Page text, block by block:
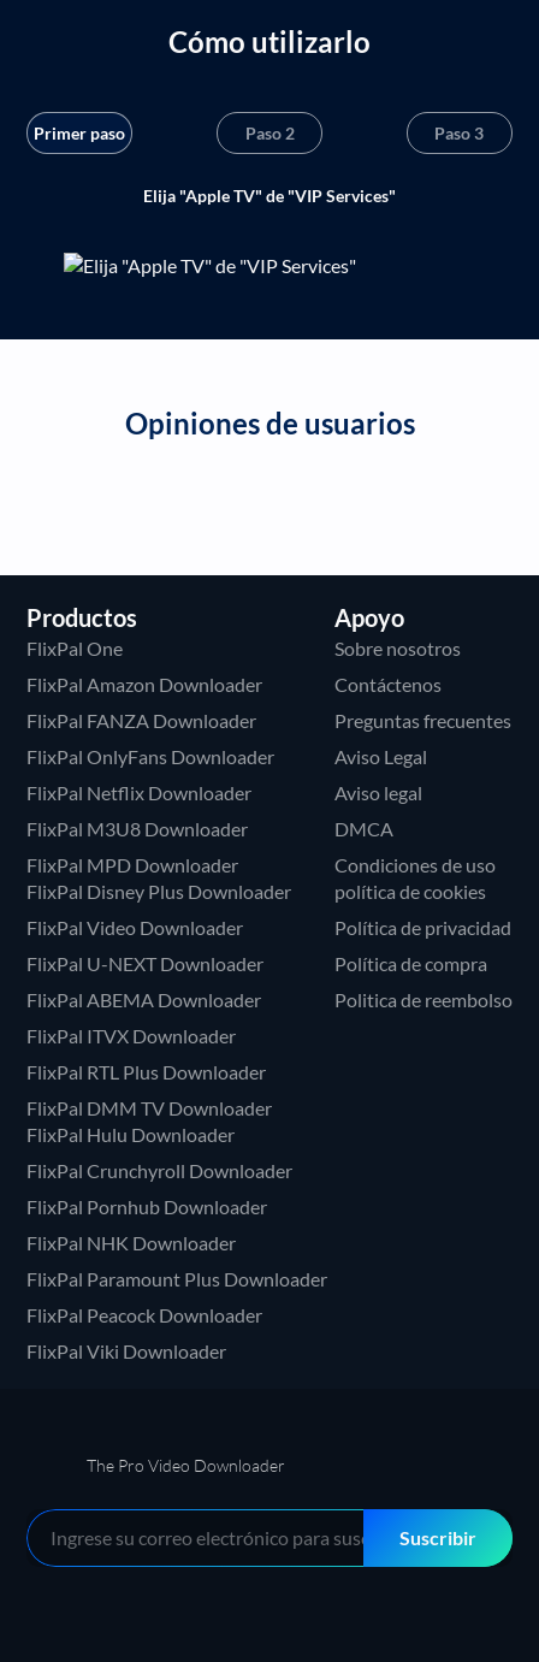
Cómo utilizarlo
Primer paso Paso 2 Paso 3
Elija "Apple TV" de "VIP Services"
Opiniones de usuarios
Productos
FlixPal One
FlixPal Amazon Downloader
FlixPal FANZA Downloader
FlixPal OnlyFans Downloader
FlixPal Netflix Downloader
FlixPal M3U8 Downloader
FlixPal MPD Downloader
FlixPal Disney Plus Downloader
FlixPal Video Downloader
FlixPal U-NEXT Downloader
FlixPal ABEMA Downloader
FlixPal ITVX Downloader
FlixPal RTL Plus Downloader
FlixPal DMM TV Downloader
FlixPal Hulu Downloader
FlixPal Crunchyroll Downloader
FlixPal Pornhub Downloader
FlixPal NHK Downloader
FlixPal Paramount Plus Downloader
FlixPal Peacock Downloader
FlixPal Viki Downloader
Apoyo
Sobre nosotros
Contáctenos
Preguntas frecuentes
Aviso Legal
Aviso legal
DMCA
Condiciones de uso
política de cookies
Política de privacidad
Política de compra
Politica de reembolso
The Pro Video Downloader
Suscribir